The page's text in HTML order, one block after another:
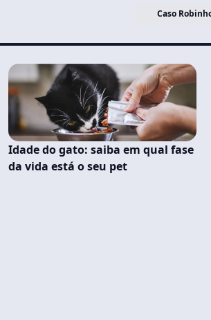
Caso
Idade do gato: saiba em qual fase
da vida está o seu pet